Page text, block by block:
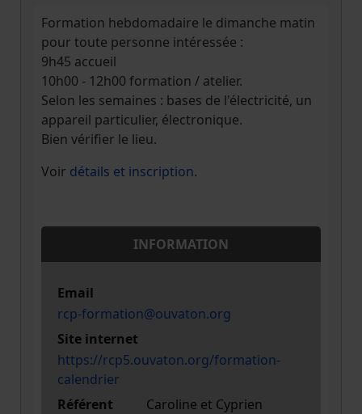
Formation hebdomadaire le dimanche matin
pour toute personne intéressée :
9h45 accueil
10h00 - 12h00 formation / atelier.
Selon les semaines : bases de l'électricité, un
appareil particulier, électronique.
Bien vérifier le lieu.
Voir détails et inscription.
INFORMATION
Email
rcp-formation@ouvaton.org
Site internet
https://rcp5.ouvaton.org/formation-
calendrier
Référent
Caroline et Cyprien